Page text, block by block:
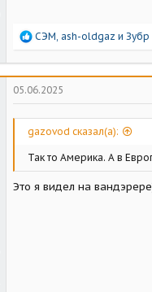
Р
а
к
ц
СЭМ ash-oldgaz и Зубр
05.06.2025
gazovod сказал(а):
Так то Америка. А в
Это я видел на